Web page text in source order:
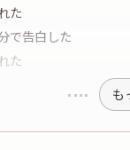
た
で告白した
た
も